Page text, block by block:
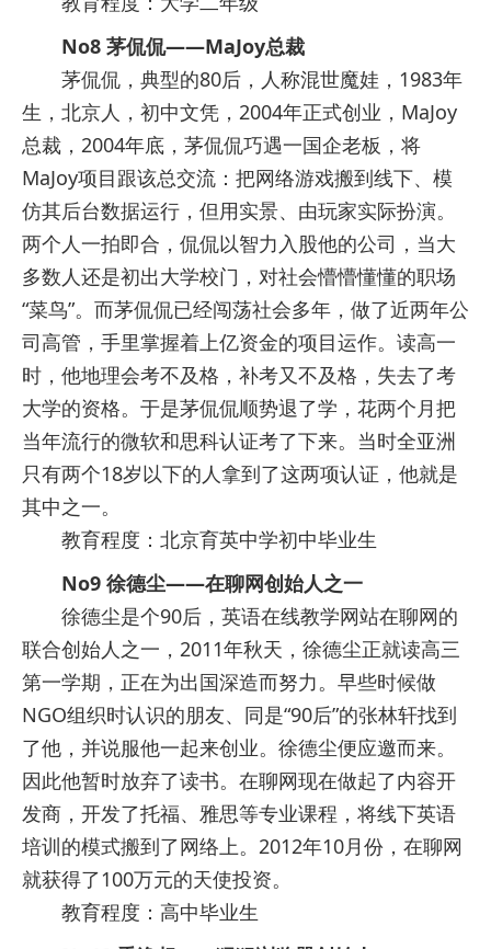
No8 茅侃侃——MaJoy总裁
茅侃侃，典型的80后，人称混世魔娃，1983年
生，北京人，初中文凭，2004年正式创业，MaJoy
总裁，2004年底，茅侃侃巧遇一国企老板，将
MaJoy项目跟该总交流：把网络游戏搬到线下、模
仿其后台数据运行，但用实景、由玩家实际扮演。
两个人一拍即合，侃侃以智力入股他的公司，当大
多数人还是初出大学校门，对社会懵懵懂懂的职场
“菜鸟”。而茅侃侃已经闯荡社会多年，做了近两年公
司高管，手里掌握着上亿资金的项目运作。读高一
时，他地理会考不及格，补考又不及格，失去了考
大学的资格。于是茅侃侃顺势退了学，花两个月把
当年流行的微软和思科认证考了下来。当时全亚洲
只有两个18岁以下的人拿到了这两项认证，他就是
其中之一。
教育程度：北京育英中学初中毕业生
No9 徐德尘——在聊网创始人之一
徐德尘是个90后，英语在线教学网站在聊网的
联合创始人之一，2011年秋天，徐德尘正就读高三
第一学期，正在为出国深造而努力。早些时候做
NGO组织时认识的朋友、同是“90后”的张林轩找到
了他，并说服他一起来创业。徐德尘便应邀而来。
因此他暂时放弃了读书。在聊网现在做起了内容开
发商，开发了托福、雅思等专业课程，将线下英语
培训的模式搬到了网络上。2012年10月份，在聊网
就获得了100万元的天使投资。
教育程度：高中毕业生